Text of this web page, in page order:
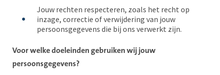
Jouw rechten respecteren, zoals het recht op
inzage, correctie of verwijdering van jouw
persoonsgegevens die bij ons verwerkt zijn.
Voor welke doeleinden gebruiken wij jouw
persoonsgegevens?